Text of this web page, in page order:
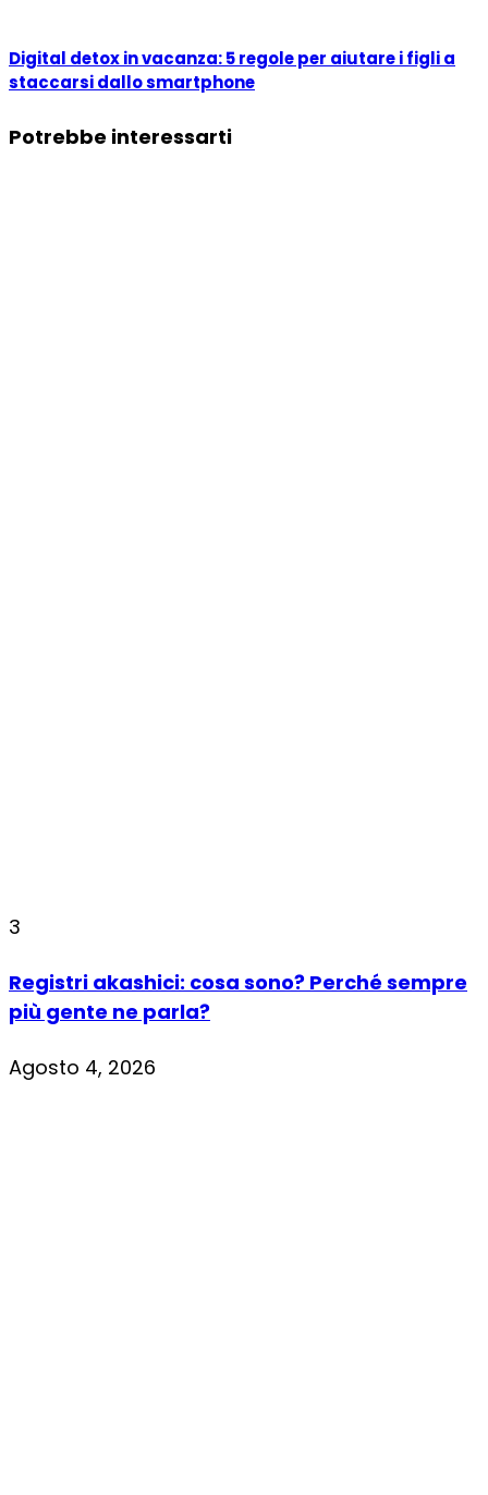
Digital detox in vacanza: 5 regole per aiutare i figli a
staccarsi dallo smartphone
Potrebbe interessarti
3
Registri akashici: cosa sono? Perché sempre
più gente ne parla?
Agosto 4, 2026